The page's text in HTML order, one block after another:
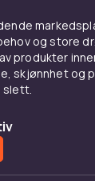
og store
produkter
skjønnhet og
slett.